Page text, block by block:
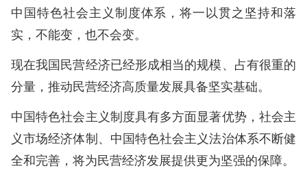
中国特色社会主义制度体系，将一以贯之坚持和落
实，不能变，也不会变。
现在我国民营经济已经形成相当的规模、占有很重的
分量，推动民营经济高质量发展具备坚实基础。
中国特色社会主义制度具有多方面显著优势，社会主
义市场经济体制、中国特色社会主义法治体系不断健
全和完善，将为民营经济发展提供更为坚强的保障。